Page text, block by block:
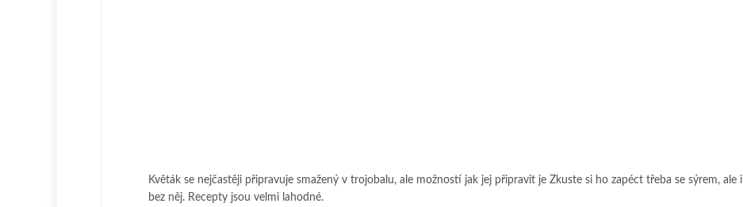
Květák se nejčastěji připravuje smažený v trojobalu, ale možností jak jej připravit je Zkuste si ho zapéct třeba se sýrem, ale i
bez něj. Recepty jsou velmi lahodné.